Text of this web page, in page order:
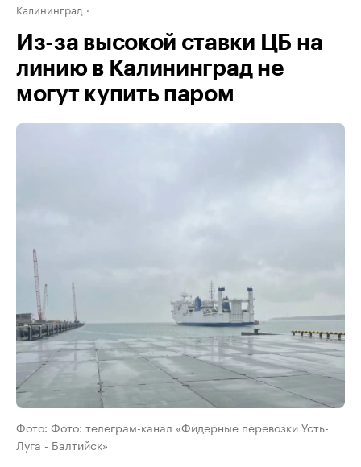
Калининград
Из-за высокой ставки ЦБ на
линию в Калининград не
могут купить паром
Фото: Фото: телеграм-канал «Фидерные перевозки Усть-
Луга - Балтийск»